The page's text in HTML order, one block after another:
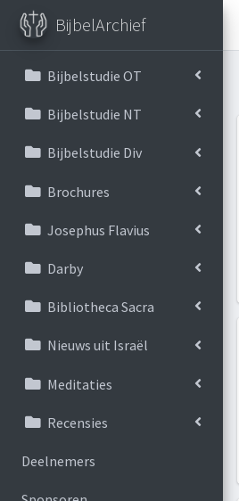
BijbelArchief
Bijbelstudie OT
Bijbelstudie NT
Bijbelstudie Div
Brochures
Josephus Flavius
Darby
Bibliotheca Sacra
Nieuws uit Israël
Meditaties
Recensies
Deelnemers